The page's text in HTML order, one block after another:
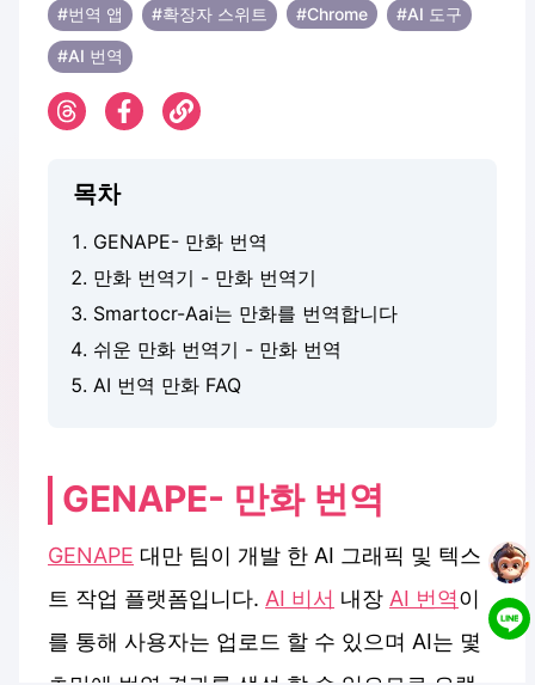
#번역 앱 #확장자 스위트 #Chrome #AI 도구
#AI 번역
목차
GENAPE- 만화 번역
만화 번역기 - 만화 번역기
Smartocr-Aai는 만화를 번역합니다
쉬운 만화 번역기 - 만화 번역
AI 번역 만화 FAQ
GENAPE- 만화 번역
GENAPE 대만 팀이 개발 한 AI 그래픽 및 텍스
트 작업 플랫폼입니다. AI 비서 내장 AI 번역이
를 통해 사용자는 업로드 할 수 있으며 AI는 몇